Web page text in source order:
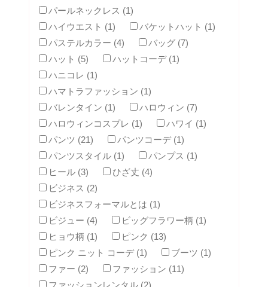
パールネックレス (1)
ハイウエスト (1)
バケットハット (1)
パステルカラー (4)
バッグ (7)
ハット (5)
ハットコーデ (1)
ハニコレ (1)
ハマトラファッション (1)
バレンタイン (1)
ハロウィン (7)
ハロウィンコスプレ (1)
ハワイ (1)
パンツ (21)
パンツコーデ (1)
パンツスタイル (1)
パンプス (1)
ヒール (3)
ひざ丈 (4)
ビジネス (2)
ビジネスフォーマルとは (1)
ビジュー (4)
ビッグフラワー柄 (1)
ヒョウ柄 (1)
ピンク (13)
ピンク ニット コーデ (1)
ブーツ (1)
ファー (2)
ファッション (11)
ファッションレンタル (2)